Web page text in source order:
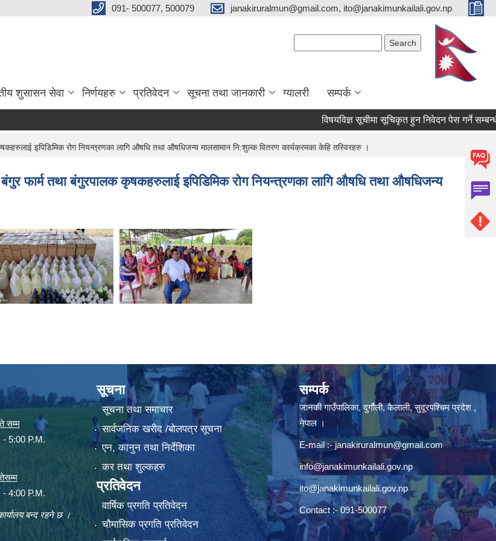
091- 500077, 500079 janakiruralmun@gmail.com, ito@janakimunkailali.gov.np
शुसासन सेवा निर्णयहरु प्रतिवेदन सूचना तथा जानकारी ग्यालरी सम्पर्क
विषयविज्ञ सूचीमा सूचिकृत हुन निवेदन पेस गर्ने सम्बन्धी
इपिडिमिक रोग नियन्त्रणका लागि औषधि तथा औषधिजन्य मालसामान नि:शुल्क वितरण कार्यक्रमका केहि तस्विरहरु ।
बंगुर फार्म तथा बंगुरपालक कृषकहरुलाई इपिडिमिक रोग नियन्त्रणका लागि औषधि तथा औषधिजन्य
सम्म
- 5:00 P.M.
- 4:00 P.M.
बन्द रहने छ ।
सूचना
सूचना तथा समाचार
सार्वजनिक खरीद /बोलपत्र सूचना
एन, कानुन तथा निर्देशिका
कर तथा शुल्कहरु
प्रतिवेदन
वार्षिक प्रगति प्रतिवेदन
चौमासिक प्रगति प्रतिवेदन
सम्पर्क
जानकी गाउँपालिका, दुर्गौली, कैलाली, सुदूरपश्चिम प्रदेश ,
नेपाल ।
E-mail :-janakiruralmun@gmail.com
info@janakimunkailali.gov.np
ito@janakimunkailali.gov.np
Contact :- 091-500077